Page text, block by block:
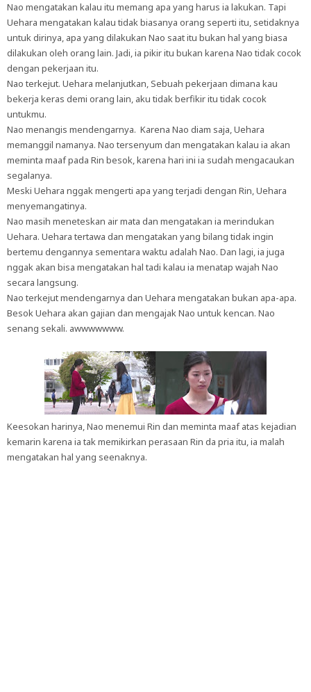
Nao mengatakan kalau itu memang apa yang harus ia lakukan. Tapi
Uehara mengatakan kalau tidak biasanya orang seperti itu, setidaknya
untuk dirinya, apa yang dilakukan Nao saat itu bukan hal yang biasa
dilakukan oleh orang lain. Jadi, ia pikir itu bukan karena Nao tidak cocok
dengan pekerjaan itu.
Nao terkejut. Uehara melanjutkan, Sebuah pekerjaan dimana kau
bekerja keras demi orang lain, aku tidak berfikir itu tidak cocok
untukmu.
Nao menangis mendengarnya. Karena Nao diam saja, Uehara
memanggil namanya. Nao tersenyum dan mengatakan kalau ia akan
meminta maaf pada Rin besok, karena hari ini ia sudah mengacaukan
segalanya.
Meski Uehara nggak mengerti apa yang terjadi dengan Rin, Uehara
menyemangatinya.
Nao masih meneteskan air mata dan mengatakan ia merindukan
Uehara. Uehara tertawa dan mengatakan yang bilang tidak ingin
bertemu dengannya sementara waktu adalah Nao. Dan lagi, ia juga
nggak akan bisa mengatakan hal tadi kalau ia menatap wajah Nao
secara langsung.
Nao terkejut mendengarnya dan Uehara mengatakan bukan apa-apa.
Besok Uehara akan gajian dan mengajak Nao untuk kencan. Nao
senang sekali. awwwwwww.
Keesokan harinya, Nao menemui Rin dan meminta maaf atas kejadian
kemarin karena ia tak memikirkan perasaan Rin da pria itu, ia malah
mengatakan hal yang seenaknya.